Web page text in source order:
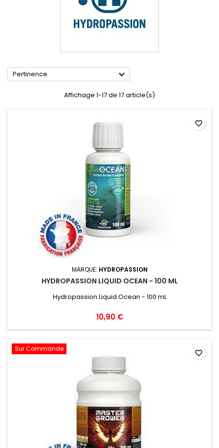
Pertinence 
Affichage 1-17 de 17 article(s)
MARQUE: HYDROPASSION
HYDROPASSION LIQUID OCEAN - 100 ML
Hydropassion Liquid Ocean - 100 mL
10,90 €
favorite_border
Sur Commande favorite_border